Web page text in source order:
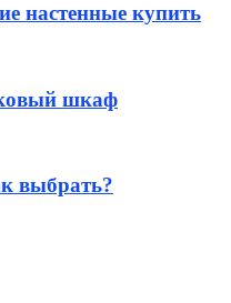
настенные купить
шкаф
выбрать?